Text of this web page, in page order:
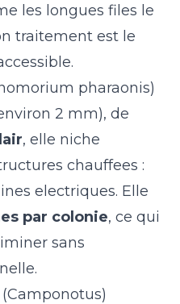
les longues files le
traitement est le
pharaonis)
2 mm), de
, elle niche
chauffees :
electriques. Elle
par colonie, ce qui
sans